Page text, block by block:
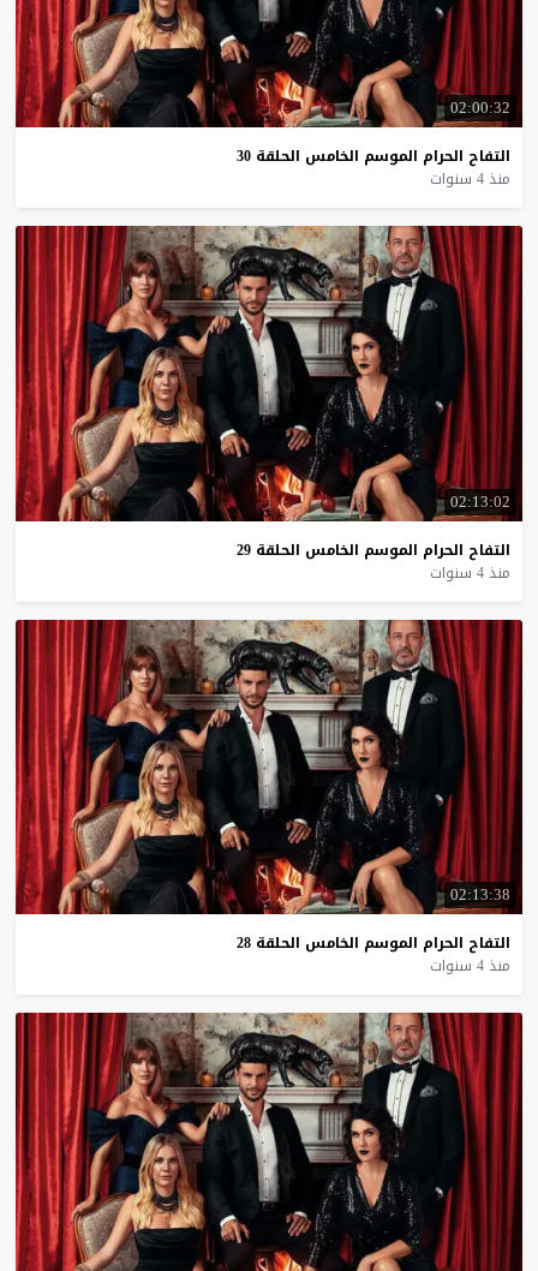
02:00:32
التفاح الحرام الموسم الخامس الحلقة 30
منذ 4 سنوات
02:13:02
التفاح الحرام الموسم الخامس الحلقة 29
منذ 4 سنوات
02:13:38
التفاح الحرام الموسم الخامس الحلقة 28
منذ 4 سنوات